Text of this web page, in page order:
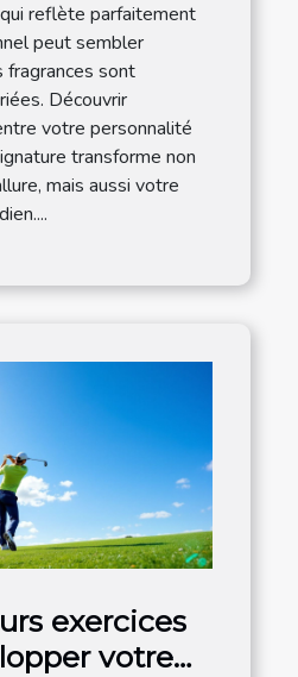
reflète parfaitement
peut sembler
sont
Découvrir
votre personnalité
transforme non
mais aussi votre
exercices
votre